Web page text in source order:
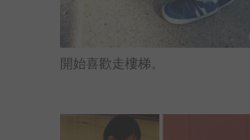
開始喜歡走樓梯。